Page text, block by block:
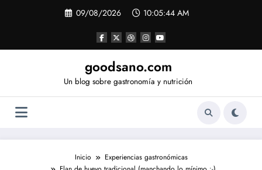
09/08/2026 10:05:45 AM
goodsano.com
Un blog sobre gastronomía y nutrición
Inicio
Experiencias gastronómicas